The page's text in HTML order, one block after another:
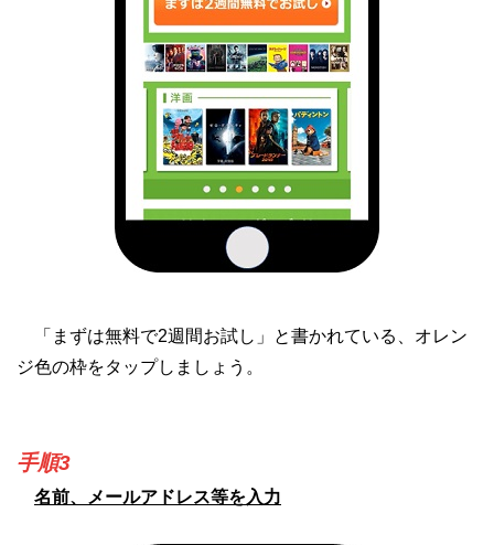
「まずは無料で2週間お試し」と書かれている、オレン
ジ色の枠をタップしましょう。
手順3
名前、メールアドレス等を入力